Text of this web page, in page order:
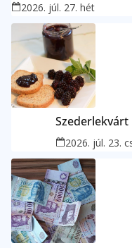
2026. júl. 27. hét
Szederlekvárt
2026. júl. 23.